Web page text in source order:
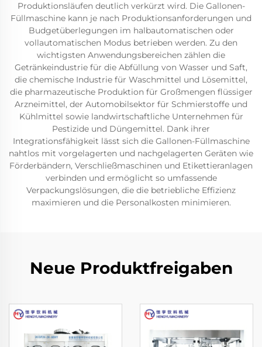
Produktionsläufen deutlich verkürzt wird. Die Gallonen-
Füllmaschine kann je nach Produktionsanforderungen und
Budgetüberlegungen im halbautomatischen oder
vollautomatischen Modus betrieben werden. Zu den
wichtigsten Anwendungsbereichen zählen die
Getränkeindustrie für die Abfüllung von Wasser und Saft,
die chemische Industrie für Waschmittel und Lösemittel,
die pharmazeutische Produktion für Großmengen flüssiger
Arzneimittel, der Automobilsektor für Schmierstoffe und
Kühlmittel sowie landwirtschaftliche Unternehmen für
Pestizide und Düngemittel. Dank ihrer
Integrationsfähigkeit lässt sich die Gallonen-Füllmaschine
nahtlos mit vorgelagerten und nachgelagerten Geräten wie
Förderbändern, Verschließmaschinen und Etikettieranlagen
verbinden und ermöglicht so umfassende
Verpackungslösungen, die die betriebliche Effizienz
maximieren und die Personalkosten minimieren.
Neue Produktfreigaben